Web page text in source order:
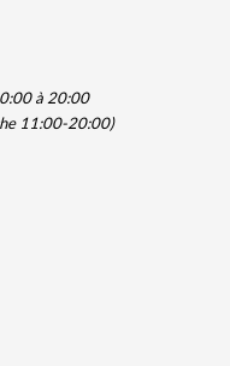
à 20:00
11:00-20:00)